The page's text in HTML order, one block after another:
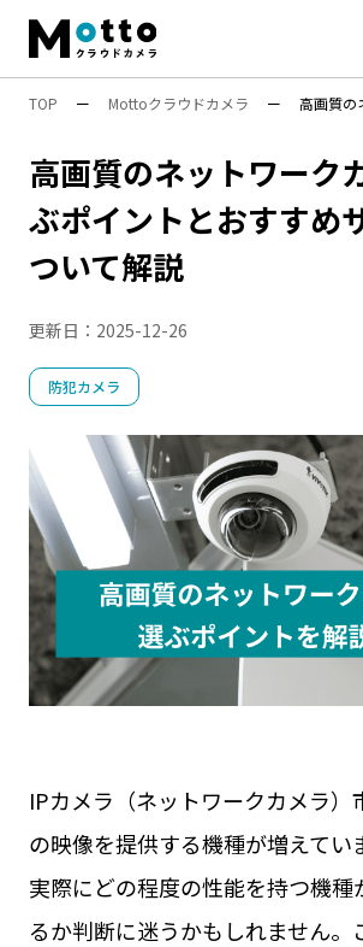
ナンバープレート認識
BONX
水中ポンプ死活監視App
設置・工事
施工管理 点呼
顧客分析
人手不足対策
Safieの
Safie One
店舗運営 DX
AI
見守りカメラ
ウェアラブルカメラ
展示会
Safie Entrance2
セミナ
Safie Pocketシリーズ
お役立ち資料
お問い合わせ
すべて
防犯カメラ
業務効率化
AI活用
遠隔〇〇
特集
TOP ー Mottoクラウドカメラ ー 高画質の
高画質のネットワーク
ぶポイントとおすすめ
ついて解説
防犯カメラ
更新日： 2025-12-26
IPカメラ（ネットワークカメラ）
の映像を提供する機種が増えてい
実際にどの程度の性能を持つ機種
るか判断に迷うかもしれません。